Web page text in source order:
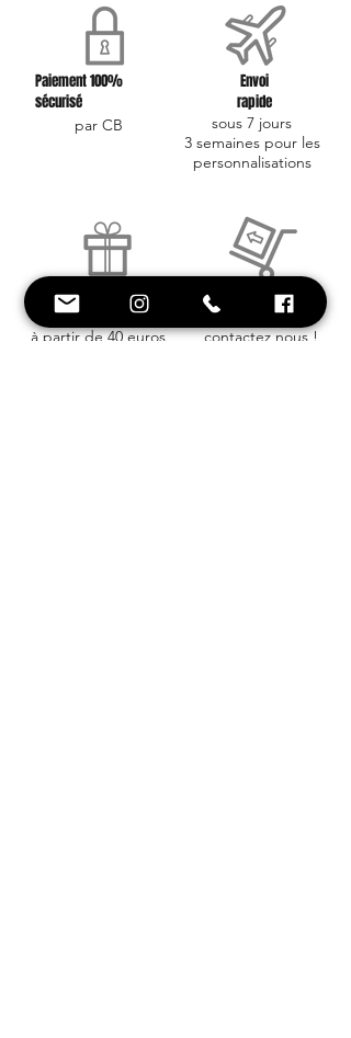
Paiement 100%
sécurisé
par CB
Envoi
rapide
sous 7 jours
3 semaines pour les
personnalisations
Frais d'envoi
offerts
à partir de 40 euros
Retour
facile
contactez nous !